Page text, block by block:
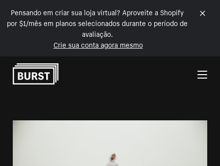
Pensando em criar sua loja virtual? Aproveite a Shopify
por $1/mês em planos selecionados durante o período de
avaliação.
Crie sua conta agora mesmo
Pular para o conteúdo